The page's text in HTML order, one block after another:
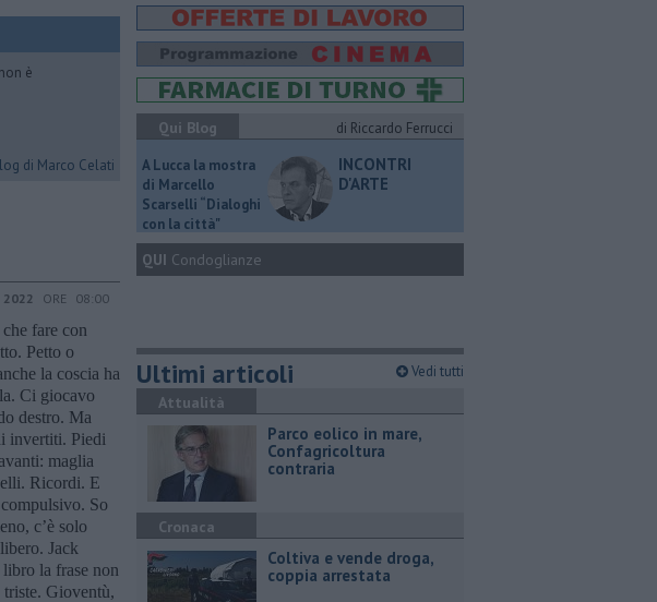
è
di Marco Celati
ORE 08:00
fare con
Petto o
la coscia ha
Ci giocavo
destro. Ma
invertiti. Piedi
maglia
Ricordi. E
So
c’è solo
Jack
la frase non
triste. Gioventù,
Qui Blog
di Riccardo Ferrucci
A Lucca la mostra
di Marcello
Scarselli “Dialoghi
con la città"
INCONTRI
D'ARTE
QUI Condoglianze
Ultimi articoli Vedi tutti
Attualità
Parco eolico in mare,
Confagricoltura
contraria
Cronaca
Coltiva e vende droga,
coppia arrestata